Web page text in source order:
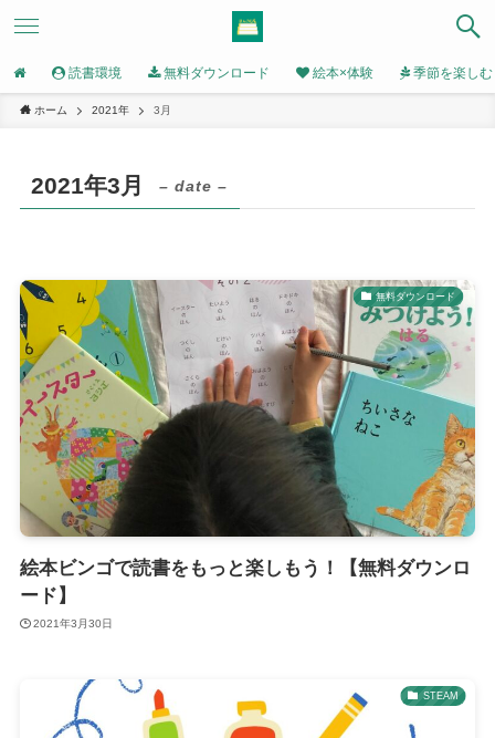
読書環境 無料ダウンロード 絵本×体験 季節を楽しむ
ホーム 2021年 3月
2021年3月 – date –
無料ダウンロード
絵本ビンゴで読書をもっと楽しもう！【無料ダウンロ
ード】
2021年3月30日
STEAM